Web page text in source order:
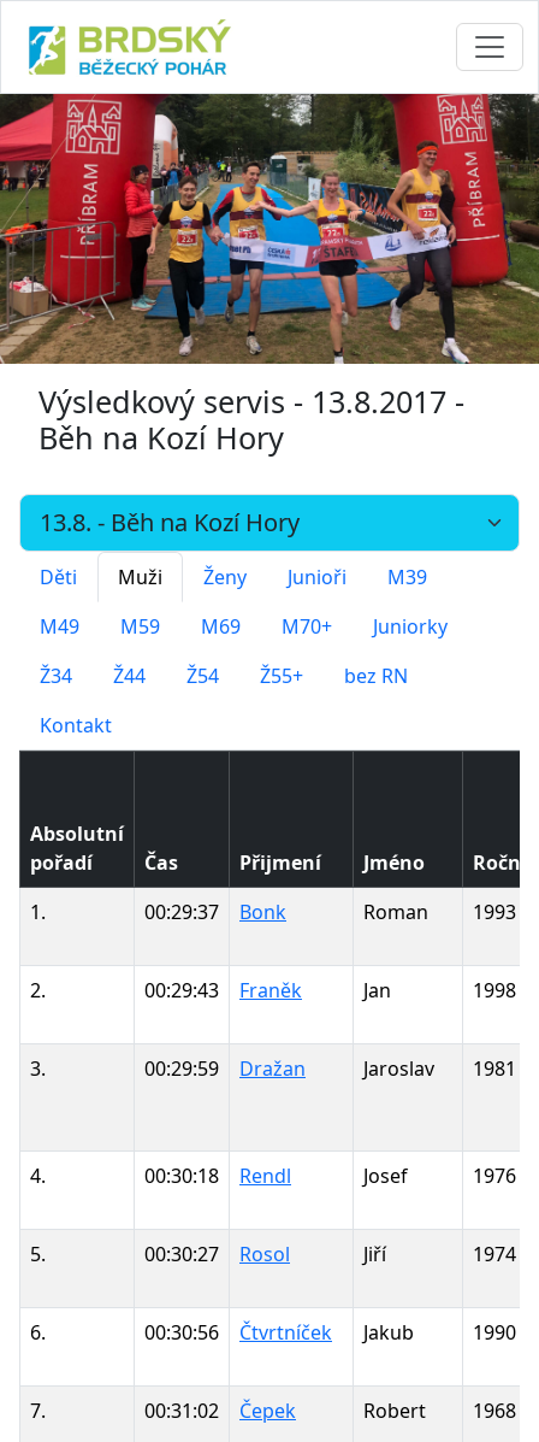
Výsledkový servis - 13.8.2017 -
Běh na Kozí Hory
Děti Muži Ženy Junioři
M39
M49
M59 M69 M70+
Juniorky
Ž34
Ž44 Ž54 Ž55+
bez RN
Kontakt
Absolutní
pořadí
Čas Přijmení Jméno
Ročník
1.
00:29:37 Bonk Roman 1993
2. 00:29:43 Franěk Jan 1998
3. 00:29:59 Dražan Jaroslav 1981
4. 00:30:18 Rendl Josef 1976
5. 00:30:27 Rosol Jiří 1974
6. 00:30:56 Čtvrtníček Jakub 1990
7. 00:31:02 Čepek Robert 1968